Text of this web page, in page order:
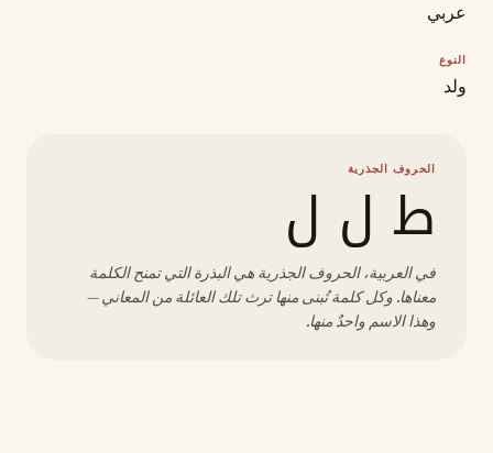
عربي
النوع
ولد
الحروف الجذرية
ط ل ل
في العربية، الحروف الجذرية هي البذرة التي تمنح الكلمة
معناها. وكل كلمة تُبنى منها ترث تلك العائلة من المعاني —
وهذا الاسم واحدٌ منها.